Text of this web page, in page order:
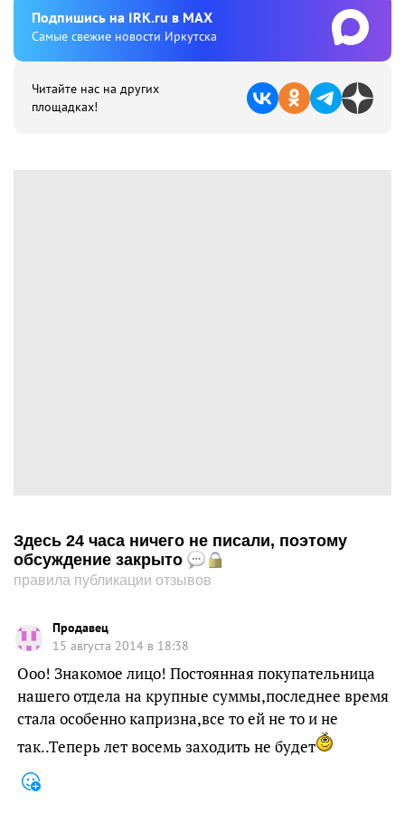
Подпишиcь на IRK.ru в MAX
Cамые свежие новости Иркутска
Читайте нас на других
площадках!
Здесь 24 часа ничего не писали, поэтому
обсуждение закрыто
правила публикации отзывов
Продавец
15 августа 2014 в 18:38
Ооо! Знакомое лицо! Постоянная покупательница
нашего отдела на крупные суммы,последнее время
стала особенно капризна,все то ей не то и не
так..Теперь лет восемь заходить не будет